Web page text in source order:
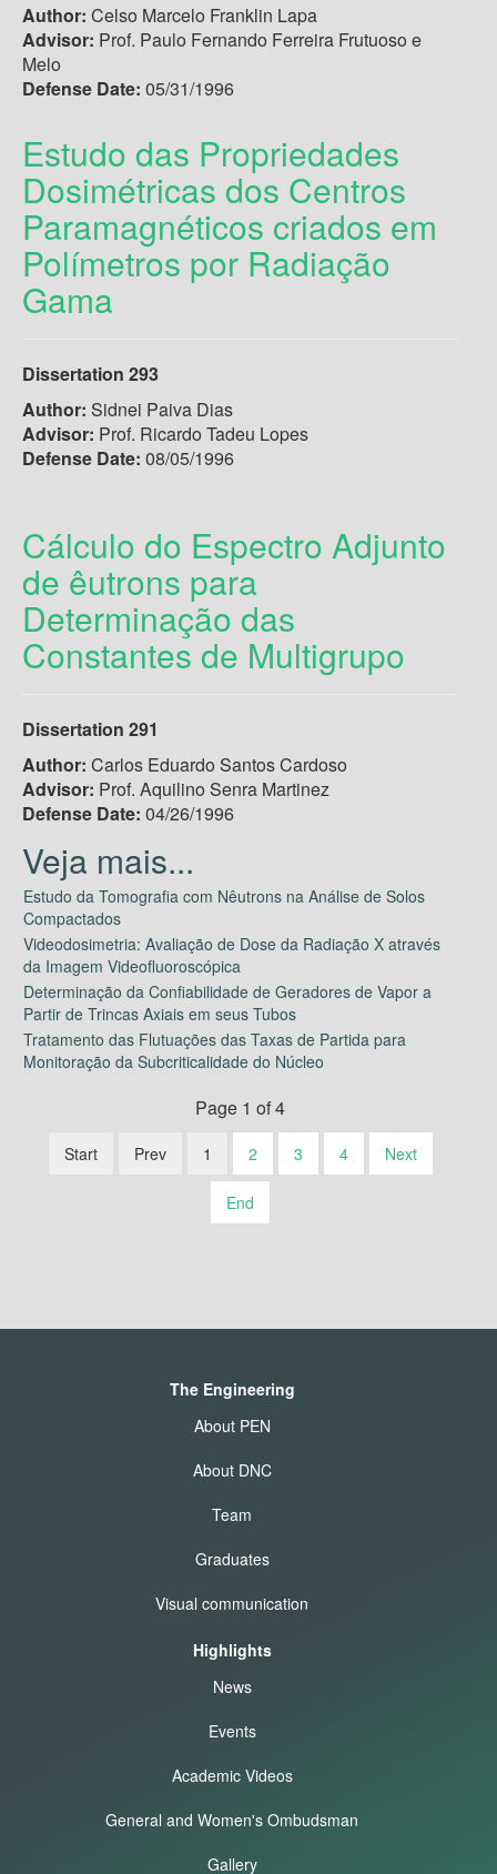
Author: Celso Marcelo Franklin Lapa
Advisor: Prof. Paulo Fernando Ferreira Frutuoso e
Melo
Defense Date: 05/31/1996
Estudo das Propriedades
Dosimétricas dos Centros
Paramagnéticos criados em
Polímetros por Radiação
Gama
Dissertation 293
Author: Sidnei Paiva Dias
Advisor: Prof. Ricardo Tadeu Lopes
Defense Date: 08/05/1996
Cálculo do Espectro Adjunto
de êutrons para
Determinação das
Constantes de Multigrupo
Dissertation 291
Author: Carlos Eduardo Santos Cardoso
Advisor: Prof. Aquilino Senra Martinez
Defense Date: 04/26/1996
Estudo da Tomografia com Nêutrons na Análise de Solos
Compactados
Videodosimetria: Avaliação de Dose da Radiação X através
da Imagem Videofluoroscópica
Determinação da Confiabilidade de Geradores de Vapor a
Partir de Trincas Axiais em seus Tubos
Tratamento das Flutuações das Taxas de Partida para
Monitoração da Subcriticalidade do Núcleo
Page 1 of 4
Start Prev 1 2 3 4 Next
End
The Engineering
About PEN
About DNC
Team
Graduates
Visual communication
Highlights
News
Events
Academic Videos
General and Women's Ombudsman
Gallery